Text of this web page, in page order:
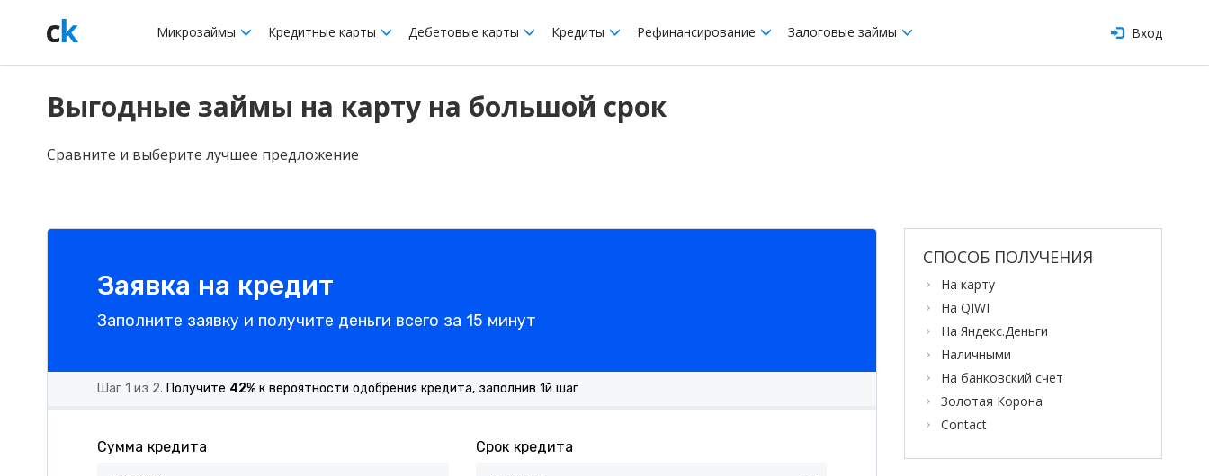
Микрозаймы Кредитные карты Дебетовые карты Кредиты Рефинансирование Залоговые займы Вход
Выгодные займы на карту на большой срок
Сравните и выберите лучшее предложение
СПОСОБ ПОЛУЧЕНИЯ
На карту
На QIWI
На Яндекс.Деньги
Наличными
На банковский счет
Золотая Корона
Contact